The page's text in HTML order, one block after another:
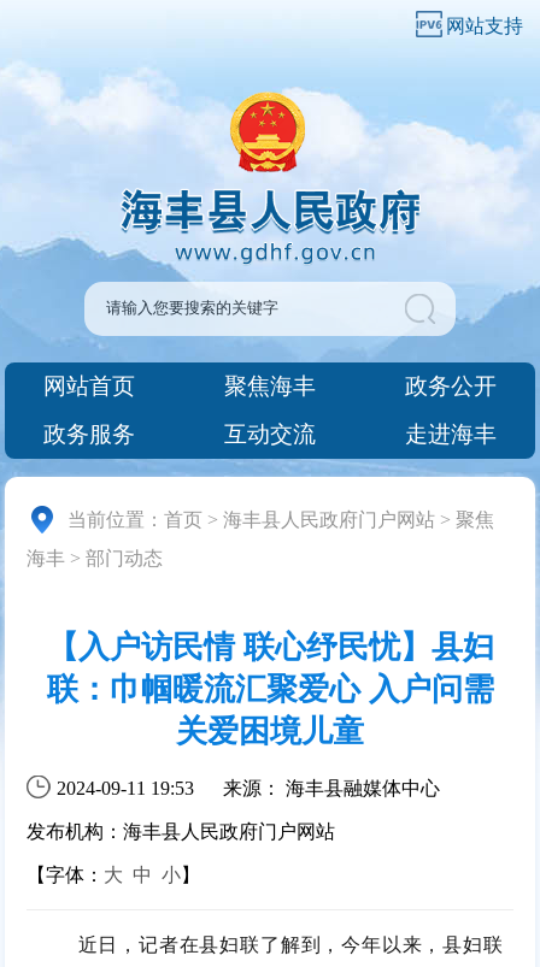
网站支持
网站首页 聚焦海丰
政务公开
政务服务
互动交流 走进海丰
当前位置：首页 >海丰县人民政府门户网站 >聚焦
海丰 >部门动态
【入户访民情 联心纾民忧】县妇
联：巾帼暖流汇聚爱心 入户问需
关爱困境儿童
2024-09-11 19:53 来源： 海丰县融媒体中心
发布机构：海丰县人民政府门户网站
【字体： 大 中 小】
近日，记者在县妇联了解到，今年以来，县妇联